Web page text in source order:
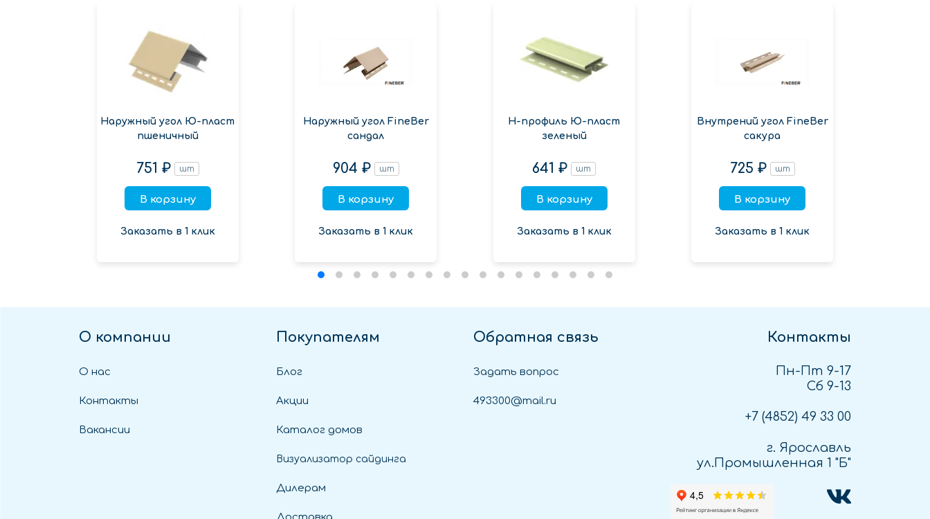
Наружный угол Ю-пласт
пшеничный
751 ₽ шт
В корзину
Заказать в 1 клик
Наружный угол FineBer
сандал
904 ₽ шт
В корзину
Заказать в 1 клик
Н-профиль Ю-пласт
зеленый
641 ₽ шт
В корзину
Заказать в 1 клик
Внутрений угол FineBer
сакура
725 ₽ шт
В корзину
Заказать в 1 клик
О компании
О нас
Контакты
Вакансии
Покупателям
Блог
Акции
Каталог домов
Визуализатор сайдинга
Дилерам
Обратная связь
Задать вопрос
493300@mail.ru
Контакты
Пн-Пт 9-17
Сб 9-13
+7 (4852) 49 33 00
г. Ярославль
ул.Промышленная 1 "Б"